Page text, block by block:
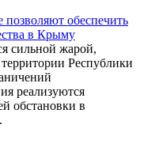
позволяют обеспечить
в Крыму
сильной жарой,
Республики
реализуются
обстановки в